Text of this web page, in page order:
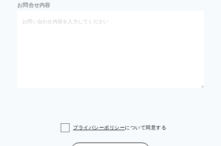
お問合せ内容
プライバシーポリシーについて同意する